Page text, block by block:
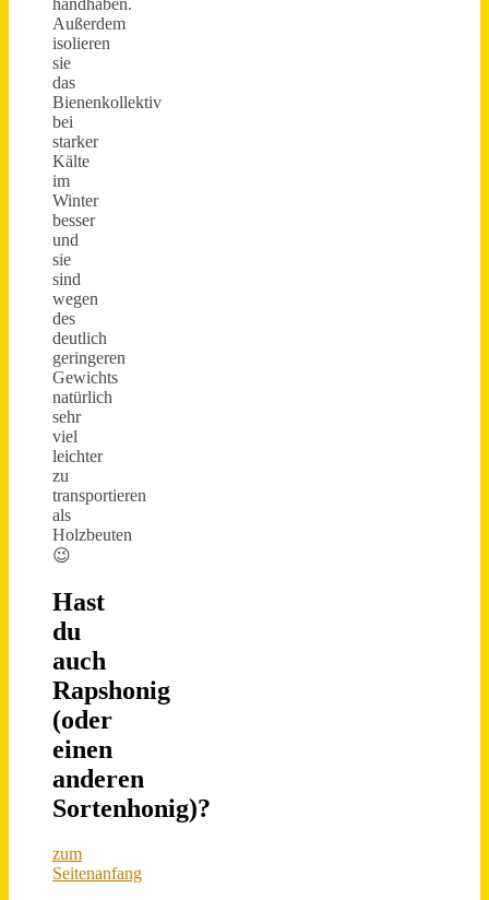
Außerdem
isolieren
sie
das
Bienenkollektiv
bei
starker
Kälte
im
Winter
besser
und
sie
sind
wegen
des
deutlich
geringeren
Gewichts
natürlich
sehr
viel
leichter
zu
transportieren
als
Holzbeuten
😉
Hast
du
auch
Rapshonig
(oder
einen
anderen
Sortenhonig)?
zum
Seitenanfang